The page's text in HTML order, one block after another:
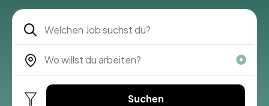
Suchen